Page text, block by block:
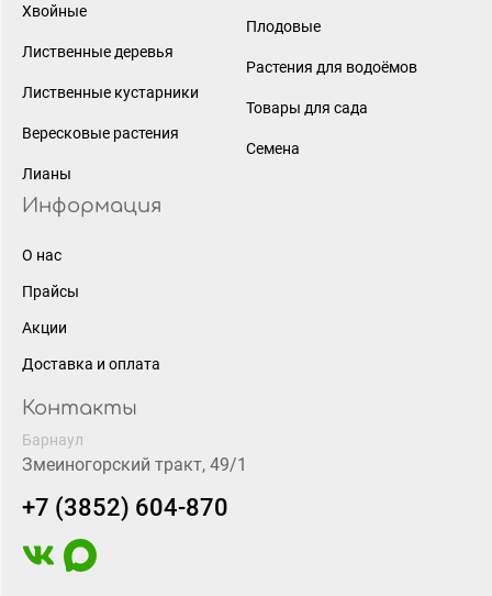
Хвойные
Лиственные деревья
Лиственные кустарники
Вересковые растения
Лианы
Плодовые
Растения для водоёмов
Товары для сада
Семена
Информация
О нас
Прайсы
Акции
Доставка и оплата
Контакты
Барнаул
Змеиногорский тракт, 49/1
+7 (3852) 604-870